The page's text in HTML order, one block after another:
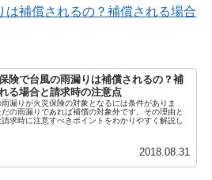
は補償されるの？補償される場合
険で台風の雨漏りは補償されるの？補
る場合と請求時の注意点
雨漏りが火災保険の対象となるには条件がありま
の雨漏りであれば補償の対象外です。その理由と
求時に注意すべきポイントをわかりやすく解説し
2018.08.31